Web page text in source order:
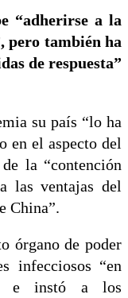
“adherirse a la
pero también ha
de respuesta”
su país “lo ha
en el aspecto del
la “contención
las ventajas del
China”.
órgano de poder
infecciosos “en
e instó a los